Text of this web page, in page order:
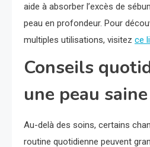
aide à absorber l’excès de
peau en profondeur. Pour
multiples utilisations, visitez ce
Conseils
une peau saine
Au-delà des soins, certains
routine quotidienne peuvent